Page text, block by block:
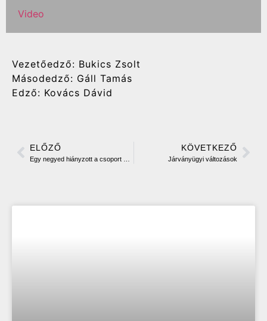
Video
Vezetőedző: Bukics Zsolt
Másodedző: Gáll Tamás
Edző: Kovács Dávid
ELŐZŐ KÖVETKEZŐ
Járványügyi változások